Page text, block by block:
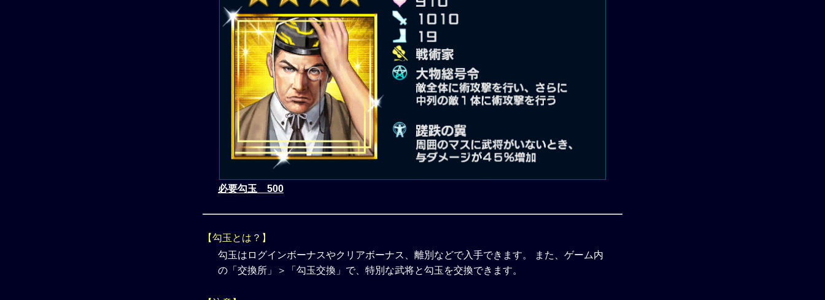
必要勾玉 500
【勾玉とは？】
勾玉はログインボーナスやクリアボーナス、離別などで入手できます。 また、ゲーム内
の「交換所」＞「勾玉交換」で、特別な武将と勾玉を交換できます。